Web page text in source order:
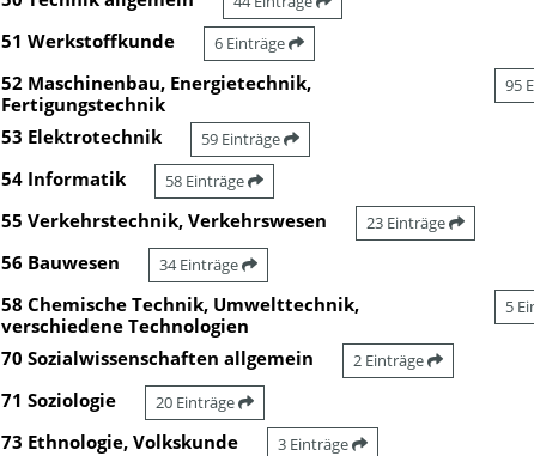
51 Werkstoffkunde 6 Einträge
52 Maschinenbau, Energietechnik,
Fertigungstechnik
95
53 Elektrotechnik 59 Einträge
54 Informatik 58 Einträge
55 Verkehrstechnik, Verkehrswesen 23 Einträge
56 Bauwesen 34 Einträge
58 Chemische Technik, Umwelttechnik,
verschiedene Technologien
5
70 Sozialwissenschaften allgemein 2 Einträge
71 Soziologie 20 Einträge
73 Ethnologie, Volkskunde 3 Einträge